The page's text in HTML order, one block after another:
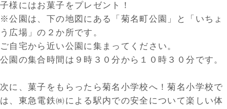
子様にはお菓子をプレゼント！
※公園は、下の地図にある「菊名町公園」と「いちょ
う広場」の２か所です。
ご自宅から近い公園に集まってください。
公園の集合時間は９時３０分から１０時３０分です。
次に、菓子をもらったら菊名小学校へ！菊名小学校で
は、東急電鉄㈱による駅内での安全について楽しい体